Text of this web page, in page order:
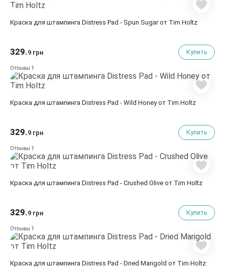
Краска для штампинга Distress Pad - Spun Sugar от Tim Holtz
329.9 грн Купить
Отзывы 1
Краска для штампинга Distress Pad - Wild Honey от Tim Holtz
329.9 грн Купить
Отзывы 1
Краска для штампинга Distress Pad - Crushed Olive от Tim Holtz
329.9 грн Купить
Отзывы 1
Краска для штампинга Distress Pad - Dried Marigold от Tim Holtz